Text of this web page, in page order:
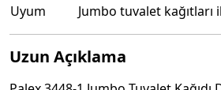
Uyum
Jumbo tuvalet kağıtları
Uzun Açıklama